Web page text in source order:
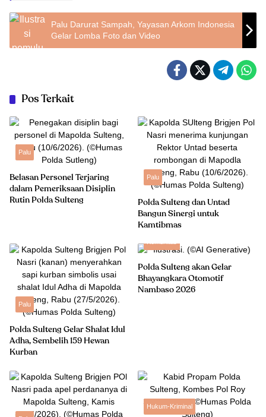
Palu Darurat Sampah, Yayasan Arkom Indonesia
Gelar Lomba Foto dan Video
Pos Terkait
Palu
Belasan Personel Terjaring
dalam Pemeriksaan Disiplin
Rutin Polda Sulteng
Palu
Polda Sulteng dan Untad
Bangun Sinergi untuk
Kamtibmas
Palu
Polda Sulteng Gelar Shalat Idul
Adha, Sembelih 159 Hewan
Kurban
Polda Sulteng akan Gelar
Bhayangkara Otomotif
Nambaso 2026
Hukum-Kriminal